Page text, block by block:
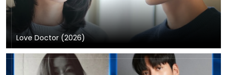
Love Doctor (2026)